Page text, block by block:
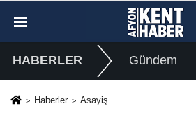
HABERLER Gündem
Haberler Asayiş